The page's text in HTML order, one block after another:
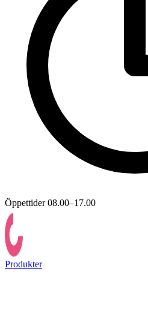
Öppettider 08.00–17.00
Produkter